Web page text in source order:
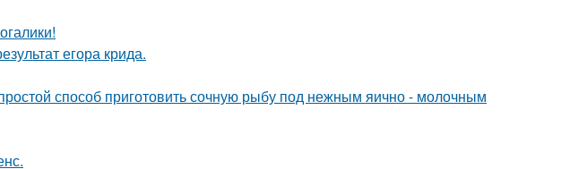
егора крида.
способ приготовить сочную рыбу под нежным яично - молочным